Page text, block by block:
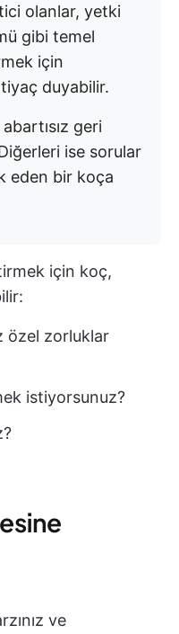
olanlar, yetki
gibi temel
için
duyabilir.
geri
ise sorular
eden bir koça
için koç,
özel zorluklar
istiyorsunuz?
ve